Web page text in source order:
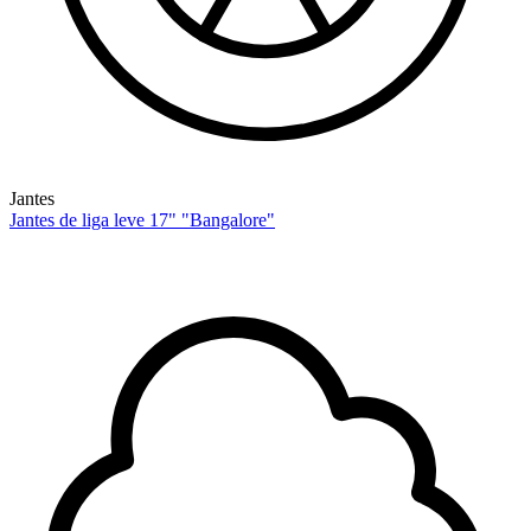
Jantes
Jantes de liga leve 17" "Bangalore"